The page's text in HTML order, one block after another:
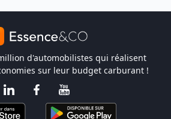
d'automobilistes qui réalisent
sur leur budget carburant !